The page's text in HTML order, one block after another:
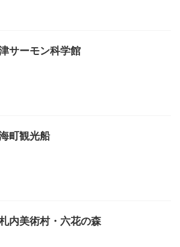
サーモン科学館
町観光船
内美術村・六花の森